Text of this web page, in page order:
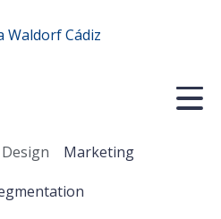
Marketing